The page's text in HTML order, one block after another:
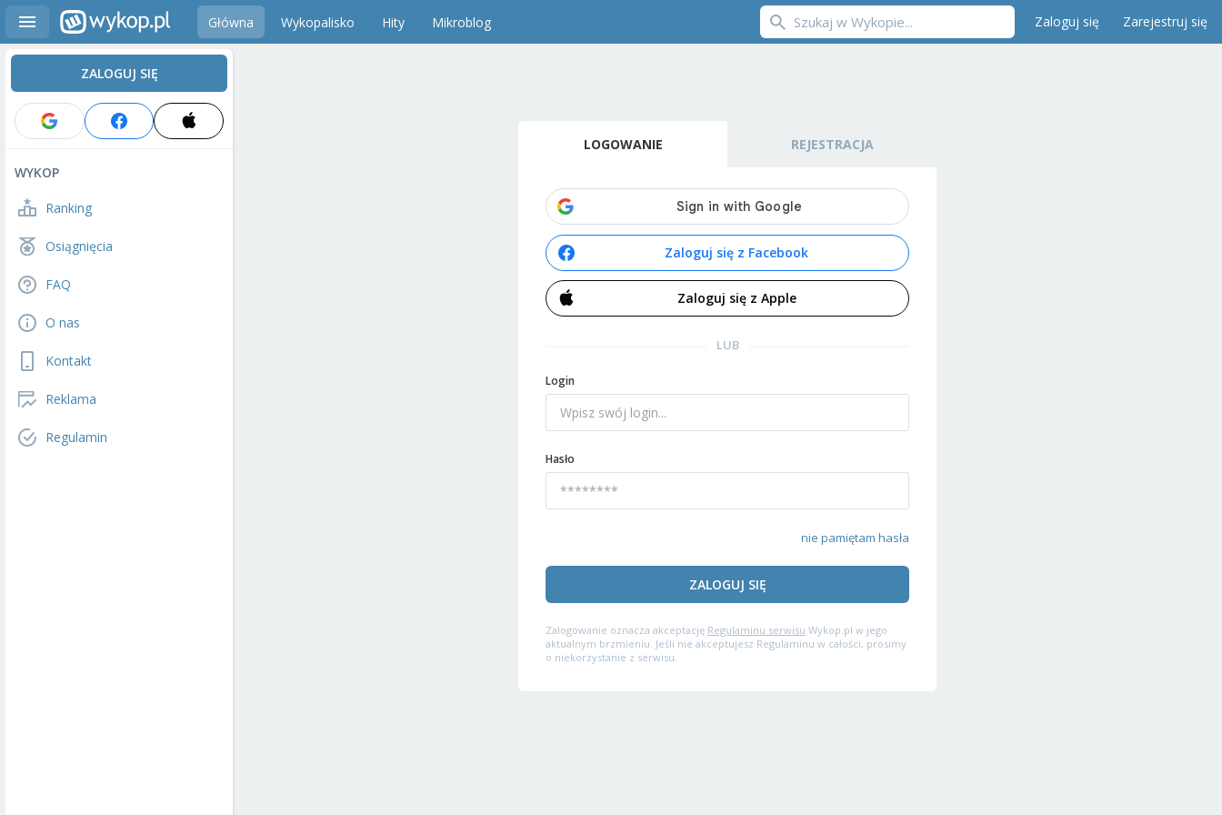
Główna Wykopalisko Hity Mikroblog Zaloguj się Zarejestruj się
ZALOGUJ SIĘ
WYKOP
Ranking
Osiągnięcia
FAQ
O nas
Kontakt
Reklama
Regulamin
LOGOWANIE REJESTRACJA
Zaloguj się z Facebook
Zaloguj się z Apple
LUB
Login
Hasło
nie pamiętam hasła
ZALOGUJ SIĘ
Zalogowanie oznacza akceptację Regulaminu serwisu Wykop.pl w jego
aktualnym brzmieniu. Jeśli nie akceptujesz Regulaminu w całości, prosimy
o niekorzystanie z serwisu.